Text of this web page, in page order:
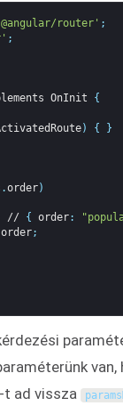
router' ;
;
OnInit
{
) { }
.order)
// { order:
order;
t ad vissza